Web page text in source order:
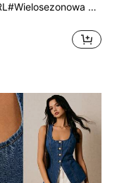
HAPPY GIRL#Wielosezonowa modna kurtka jeansowa dla kobiet na wiosnę, jesień i zimę, z długim rękawem, z przodu z guzikami i sztucznymi perłami, na festiwal, do szkoły, na co dzień, na urodziny, przyjęcie kawalerskie, podróże i na lotnisko